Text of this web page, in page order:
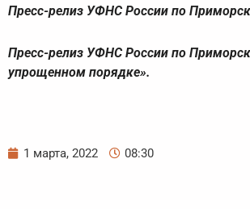
Пресс-релиз УФНС России по
Пресс-релиз УФНС России по
упрощенном порядке».
1 марта, 2022 08:30